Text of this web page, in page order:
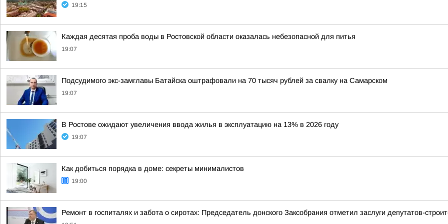
19:15
Каждая десятая проба воды в Ростовской области оказалась небезопасной для питья
19:07
Подсудимого экс-замглавы Батайска оштрафовали на 70 тысяч рублей за свалку на Самарском
19:07
В Ростове ожидают увеличения ввода жилья в эксплуатацию на 13% в 2026 году
19:07
Как добиться порядка в доме: секреты минималистов
19:00
Ремонт в госпиталях и забота о сиротах: Председатель донского Заксобрания отметил заслуги депутатов-